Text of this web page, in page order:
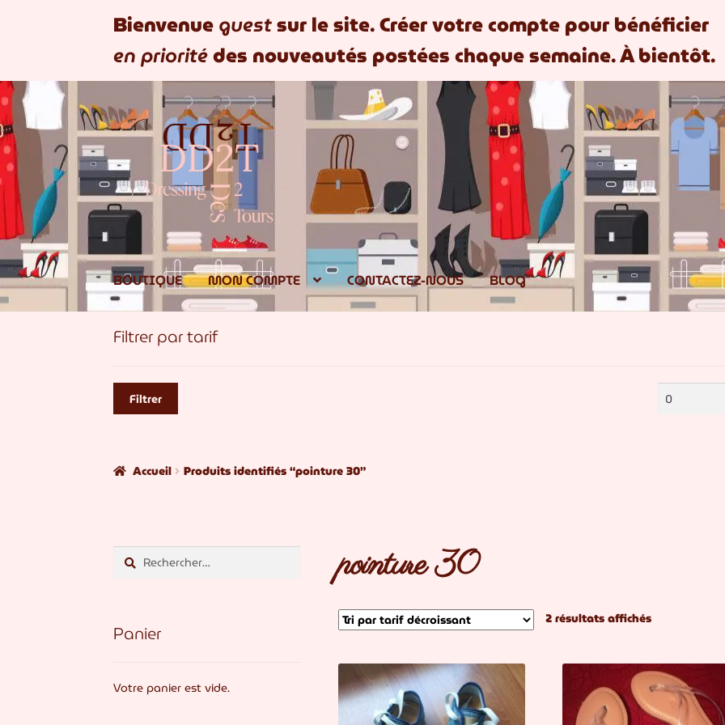
Bienvenueguestsur le site. Créer votre compte pour bénéficier
en prioritédes nouveautés postées chaque semaine. À bientôt.
Aller
la
navigation
Aller
contenu
BOUTIQUE MON COMPTE CONTACTEZ-NOUS BLOG
Filtrer par tarif
Prix
Filtrer
Accueil Produits identifiés “pointure 30”
pointure 30
2 résultats affichésTrié
décroissant
Rechercher :
Panier
Votre panier est vide.